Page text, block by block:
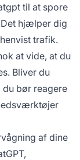
til at spore
Det hjælper dig
trafik.
at vide, at du
Bliver du
bør reagere
af dine